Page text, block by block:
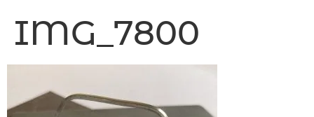
IMG_7800